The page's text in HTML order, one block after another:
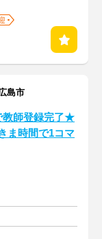
島市
教師登録完了★
ま時間で1コマ